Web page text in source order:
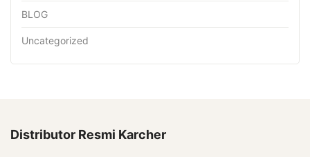
BLOG
Uncategorized
Distributor Resmi Karcher